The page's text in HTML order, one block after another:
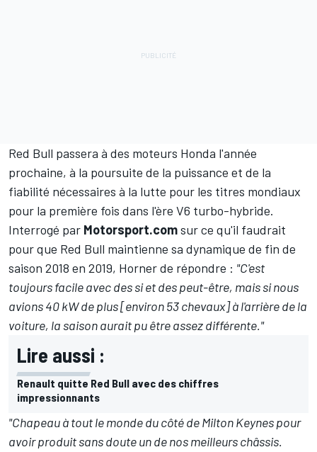
Red Bull passera à des moteurs Honda l'année
prochaine, à la poursuite de la puissance et de la
fiabilité nécessaires à la lutte pour les titres mondiaux
pour la première fois dans l'ère V6 turbo-hybride.
Interrogé par Motorsport.comsur ce qu'il faudrait
pour que Red Bull maintienne sa dynamique de fin de
saison 2018 en 2019, Horner de répondre : "C'est
toujours facile avec des si et des peut-être, mais si nous
avions 40 kW de plus [environ 53 chevaux] à l'arrière de la
voiture, la saison aurait pu être assez différente."
Lire aussi :
Renault quitte Red Bull avec des chiffres
impressionnants
"Chapeau à tout le monde du côté de Milton Keynes pour
avoir produit sans doute un de nos meilleurs châssis.